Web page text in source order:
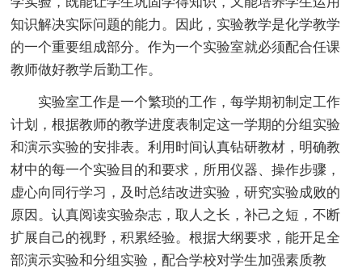
知识解决实际问题的能力。因此，实验教学是化学教学
的一个重要组成部分。作为一个实验室就必须配合任课
教师做好教学后勤工作。
实验室工作是一个繁琐的工作，每学期初制定工作
计划，根据教师的教学进度表制定这一学期的分组实验
和演示实验的安排表。利用时间认真钻研教材，明确教
材中的每一个实验目的和要求，所用仪器、操作步骤，
虚心向同行学习，及时总结改进实验，研究实验成败的
原因。认真阅读实验杂志，取人之长，补己之短，不断
扩展自己的视野，积累经验。根据大纲要求，能开足全
部演示实验和分组实验，配合学校对学生加强素质教